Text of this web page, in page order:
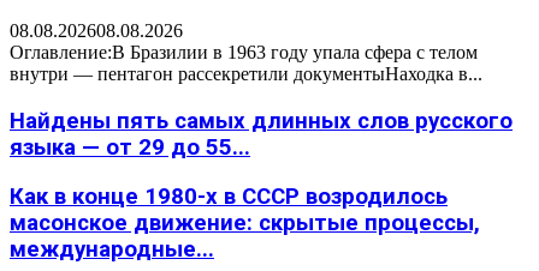
08.08.202608.08.2026
Оглавление:В Бразилии в 1963 году упала сфера с телом
внутри — пентагон рассекретили документыНаходка в...
Найдены пять самых длинных слов русского
языка — от 29 до 55...
Как в конце 1980-х в СССР возродилось
масонское движение: скрытые процессы,
международные...